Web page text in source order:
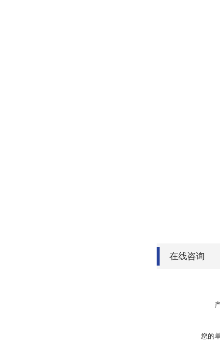
在线咨询
您的